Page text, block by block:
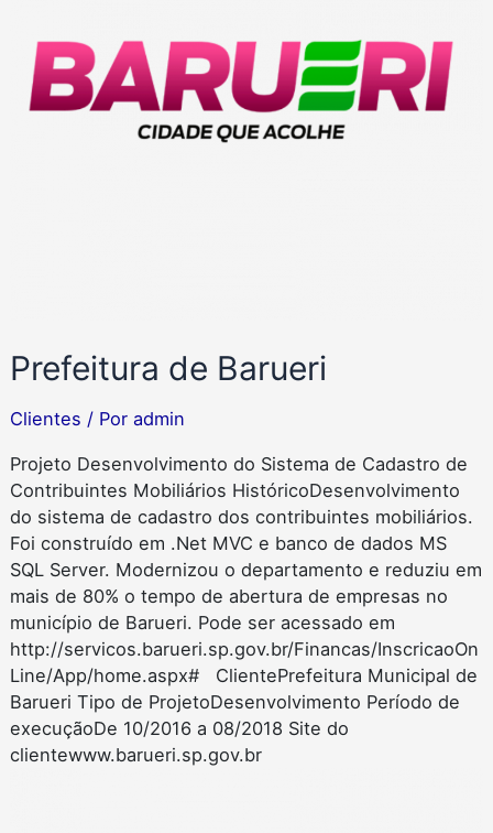
Prefeitura de Barueri
Clientes / Por admin
Projeto Desenvolvimento do Sistema de Cadastro de
Contribuintes Mobiliários HistóricoDesenvolvimento
do sistema de cadastro dos contribuintes mobiliários.
Foi construído em .Net MVC e banco de dados MS
SQL Server. Modernizou o departamento e reduziu em
mais de 80% o tempo de abertura de empresas no
município de Barueri. Pode ser acessado em
http://servicos.barueri.sp.gov.br/Financas/InscricaoOn
Line/App/home.aspx# ClientePrefeitura Municipal de
Barueri Tipo de ProjetoDesenvolvimento Período de
execuçãoDe 10/2016 a 08/2018 Site do
clientewww.barueri.sp.gov.br